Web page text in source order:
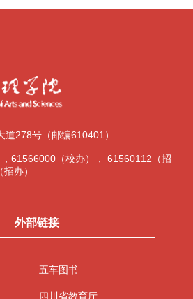
道278号（邮编610401）
61566000（校办）， 61560112（招
办）
外部链接
五车图书
四川省教育厅